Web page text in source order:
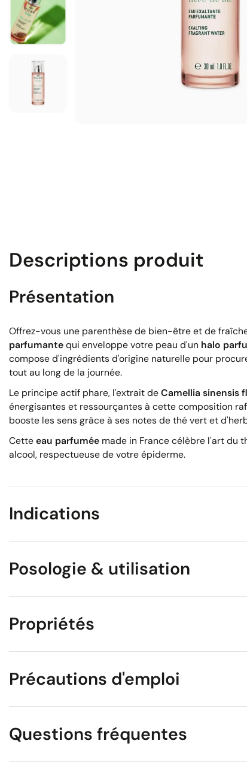
Descriptions produit
Présentation
Offrez-vous une parenthèse de bien-être et de
parfumantequi enveloppe votre peau d'un halo
compose d'ingrédients d'origine naturelle pour
tout au long de la journée.
Le principe actif phare, l'extrait deCamellia sinensis
énergisantes et ressourçantes à cette composition
booste les sens grâce à ses notes de thé vert et
Cetteeau parfumée made in France célèbre l'art du
alcool, respectueuse de votre épiderme.
Indications
Posologie & utilisation
Propriétés
Précautions d'emploi
Questions fréquentes